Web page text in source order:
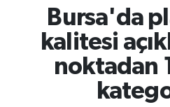
Bursa'da
kalitesi
noktadan
MEDYA
SPOR
Zonguldak Trafik
TFF 3.Lig 4.Grup Puan
Tüm Manşetler